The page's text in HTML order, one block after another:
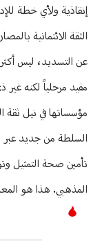
إنقاذية ولأي خطة
الثقة الائتمانية
عن التسديد، ليس
مفيد مرحلياً لكنه
مؤسساتها في نيل ثقة
السلطة من جديد عبر
تأمين صحة التمثيل
المذهبي. هذا هو